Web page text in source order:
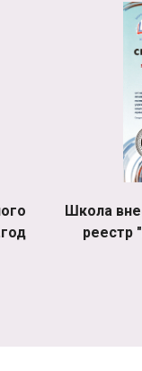
Школа
реестр